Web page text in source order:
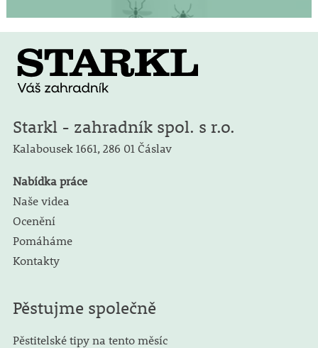
Starkl - zahradník spol. s r.o.
Kalabousek 1661, 286 01 Čáslav
Nabídka práce
Naše videa
Ocenění
Pomáháme
Kontakty
Pěstujme společně
Pěstitelské tipy na tento měsíc